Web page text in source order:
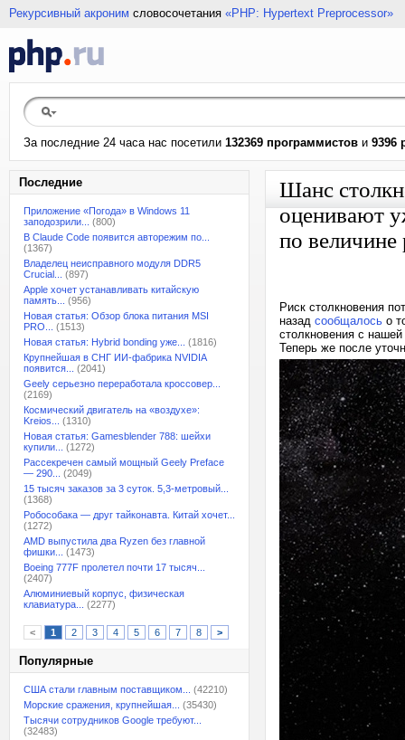
Рекурсивный акроним словосочетания «PHP: Hypertext Preprocessor»
За последние 24 часа нас посетили 132369 программистов и 9396
Последние
Приложение «Погода» в Windows 11
заподозрили...
(800)
В Claude Code появится авторежим по...
(1367)
Владелец неисправного модуля DDR5
Crucial...
(897)
Apple хочет устанавливать китайскую
память...
(956)
Новая статья: Обзор блока питания MSI
PRO...
(1513)
Новая статья: Hybrid bonding уже...
(1816)
Крупнейшая в СНГ ИИ-фабрика NVIDIA
появится...
(2041)
Geely серьезно переработала кроссовер...
(2169)
Космический двигатель на «воздухе»:
Kreios...
(1310)
Новая статья: Gamesblender 788: шейхи
купили...
(1272)
Рассекречен самый мощный Geely Preface
— 290...
(2049)
15 тысяч заказов за 3 суток. 5,3-метровый...
(1368)
Робособака — друг тайконавта. Китай хочет...
(1272)
AMD выпустила два Ryzen без главной
фишки...
(1473)
Boeing 777F пролетел почти 17 тысяч...
(2407)
Алюминиевый корпус, физическая
клавиатура...
(2277)
< 1 2 3 4 5 6 7 8 >
Популярные
США стали главным поставщиком...
(42210)
Морские сражения, крупнейшая...
(35430)
Тысячи сотрудников Google требуют...
(32483)
Шанс
оценивают
по
Риск столкновения
назад сообщалось о
столкновения с
Теперь же после